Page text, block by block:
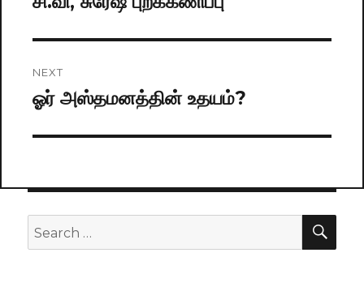
NEXT
Next
ஓர் அஸ்தமனத்தின் உதயம்?
Search
for: